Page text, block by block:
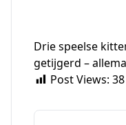
Drie speelse
getijgerd –
Post Views: 38